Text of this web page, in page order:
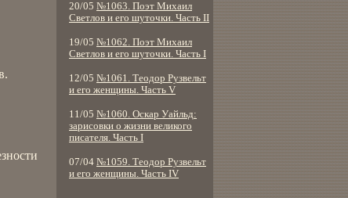
20/05 №1063. Поэт Михаил
Светлов и его шуточки. Часть II
19/05 №1062. Поэт Михаил
Светлов и его шуточки. Часть I
12/05 №1061. Теодор Рузвельт
и его женщины. Часть V
11/05 №1060. Оскар Уайльд:
зарисовки о жизни великого
писателя. Часть I
07/04 №1059. Теодор Рузвельт
и его женщины. Часть IV